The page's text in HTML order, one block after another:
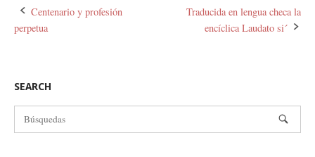
Navegación
entrada
Centenario y profesión
perpetua
Traducida en lengua checa la
encíclica Laudato si´
SEARCH